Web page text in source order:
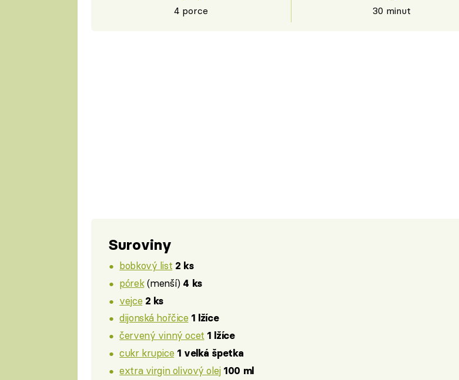
4 porce 30 minut
Suroviny
bobkový list 2 ks
pórek(menší) 4 ks
vejce 2 ks
dijonská hořčice 1 lžíce
červený vinný ocet 1 lžíce
cukr krupice 1 velká špetka
extra virgin olivový olej 100 ml